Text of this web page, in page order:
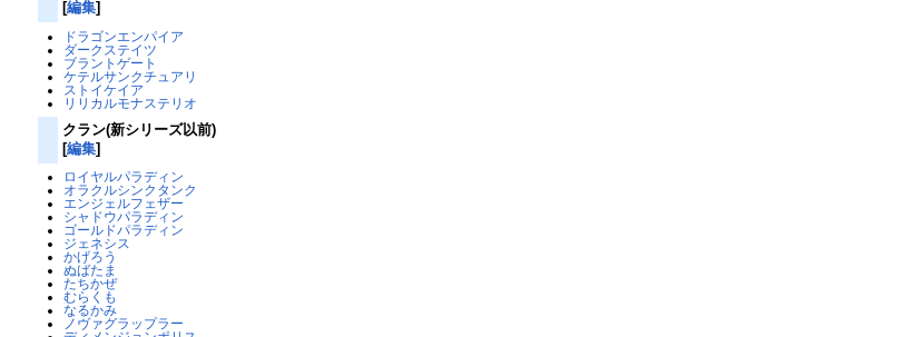
[編集]
ドラゴンエンパイア
ダークステイツ
ブラントゲート
ケテルサンクチュアリ
ストイケイア
リリカルモナステリオ
クラン(新シリーズ以前)
[編集]
ロイヤルパラディン
オラクルシンクタンク
エンジェルフェザー
シャドウパラディン
ゴールドパラディン
ジェネシス
かげろう
ぬばたま
たちかぜ
むらくも
なるかみ
ノヴァグラップラー